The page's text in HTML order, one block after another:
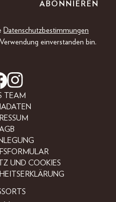
Datenschutzbestimmungen
einverstanden bin.
TEAM
UND COOKIES